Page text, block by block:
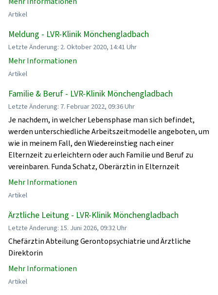
Artikel
Meldung - LVR-Klinik Mönchengladbach
Letzte Änderung: 2. Oktober 2020, 14:41 Uhr
Mehr Informationen
Artikel
Familie & Beruf - LVR-Klinik Mönchengladbach
Letzte Änderung: 7. Februar 2022, 09:36 Uhr
Je nachdem, in welcher Lebensphase man sich befindet,
werden unterschiedliche Arbeitszeitmodelle angeboten, um
wie in meinem Fall, den Wiedereinstieg nach einer
Elternzeit zu erleichtern oder auch Familie und Beruf zu
vereinbaren. Funda Schatz, Oberärztin in Elternzeit
Mehr Informationen
Artikel
Ärztliche Leitung - LVR-Klinik Mönchengladbach
Letzte Änderung: 15. Juni 2026, 09:32 Uhr
Chefärztin Abteilung Gerontopsychiatrie und Ärztliche
Direktorin
Mehr Informationen
Artikel